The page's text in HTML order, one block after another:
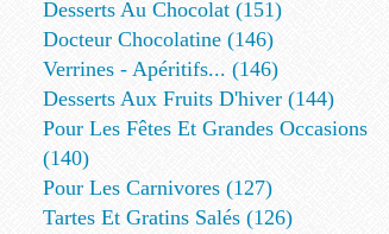
Desserts Au Chocolat (151)
Docteur Chocolatine (146)
Verrines - Apéritifs... (146)
Desserts Aux Fruits D'hiver (144)
Pour Les Fêtes Et Grandes Occasions
(140)
Pour Les Carnivores (127)
Tartes Et Gratins Salés (126)